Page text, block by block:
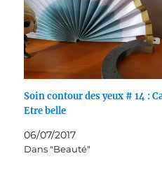
Soin contour des yeux # 14 :
Etre belle
06/07/2017
Dans "Beauté"